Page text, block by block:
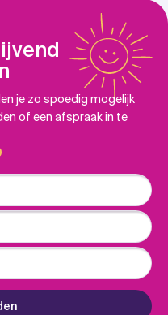
je zo spoedig mogelijk
of een afspraak in te